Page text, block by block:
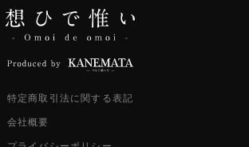
特定商取引法に関する表記
会社概要